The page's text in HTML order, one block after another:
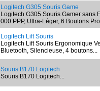
Logitech G305 Souris Game
Logitech G305 Souris Gamer sans
000 PPP, Ultra-Léger, 6 Boutons
Logitech Lift Souris
Logitech Lift Souris Ergonomique
Bluetooth, Silencieuse, 4 boutons...
Souris B170 Logitech
Souris B170 Logitech...